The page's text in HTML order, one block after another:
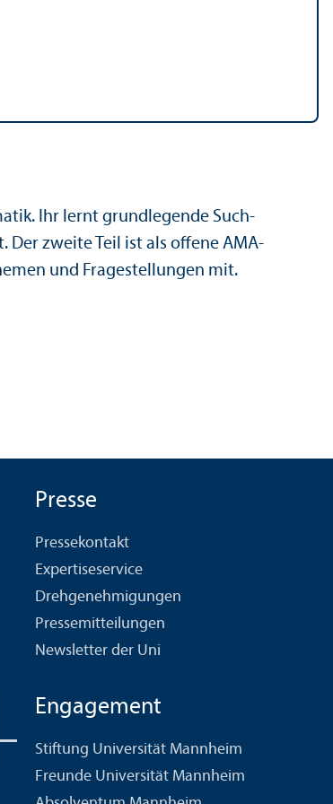
Ihr lernt grundlegende Such­
Der zweite Teil ist als offene AMA-
und Fragestellungen mit.
Presse
Pressekontakt
Expertiseservice
Drehgenehmigungen
Pressemitteilungen
Newsletter der Uni
Engagement
Stiftung Universität Mannheim
Freunde Universität Mannheim